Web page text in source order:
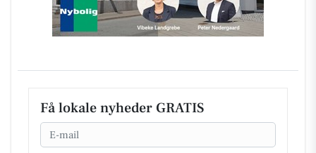
Få lokale nyheder GRATIS
Email